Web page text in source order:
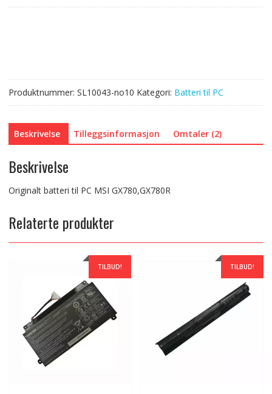
Produktnummer: SL10043-no10 Kategori: Batteri til PC
Beskrivelse Tilleggsinformasjon Omtaler (2)
Beskrivelse
Originalt batteri til PC MSI GX780,GX780R
Relaterte produkter
TILBUD! TILBUD!